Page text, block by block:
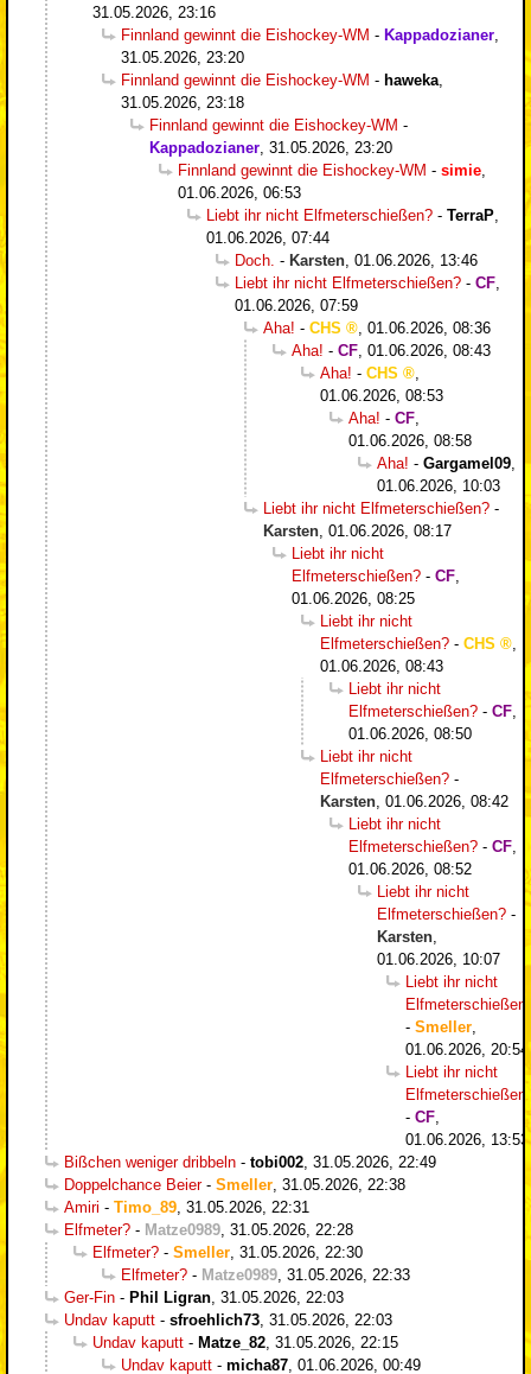
31.05.2026, 23:16
Finnland gewinnt die Eishockey-WM - Kappadozianer
31.05.2026, 23:20
Finnland gewinnt die Eishockey-WM - haweka
31.05.2026, 23:18
Finnland gewinnt die Eishockey-WM -
Kappadozianer 31.05.2026, 23:20
Finnland gewinnt die Eishockey-WM - simie
01.06.2026, 06:53
Liebt ihr nicht Elfmeterschießen? - TerraP
01.06.2026, 07:44
Doch. - Karsten 01.06.2026, 13:46
Liebt ihr nicht Elfmeterschießen? - CF
01.06.2026, 07:59
Aha! - CHS
01.06.2026, 08:36
Aha! - CF 01.06.2026, 08:43
Aha! - CHS
01.06.2026, 08:53
Aha! - CF
01.06.2026, 08:58
Aha! - Gargamel09
01.06.2026, 10:03
Liebt ihr nicht Elfmeterschießen? -
Karsten 01.06.2026, 08:17
Liebt ihr nicht
Elfmeterschießen? - CF
01.06.2026, 08:25
Liebt ihr nicht
Elfmeterschießen? - CHS
01.06.2026, 08:43
Liebt ihr nicht
Elfmeterschießen? - CF
01.06.2026, 08:50
Liebt ihr nicht
Elfmeterschießen? -
Karsten 01.06.2026, 08:42
Liebt ihr nicht
Elfmeterschießen? - CF
01.06.2026, 08:52
Liebt ihr nicht
Elfmeterschießen? -
Karsten
01.06.2026, 10:07
Liebt ihr nicht
- Smeller
01.06.2026, 20:54
Liebt ihr nicht
- CF
01.06.2026, 13:53
Bißchen weniger dribbeln - tobi002 31.05.2026, 22:49
Doppelchance Beier- Smeller 31.05.2026, 22:38
Amiri - Timo_89 31.05.2026, 22:31
Elfmeter? - Matze0989 31.05.2026, 22:28
Elfmeter? - Smeller 31.05.2026, 22:30
Elfmeter? - Matze0989 31.05.2026, 22:33
Ger-Fin - Phil Ligran 31.05.2026, 22:03
Undav kaputt - sfroehlich73 31.05.2026, 22:03
Undav kaputt - Matze_82 31.05.2026, 22:15
Undav kaputt - micha87 01.06.2026, 00:49